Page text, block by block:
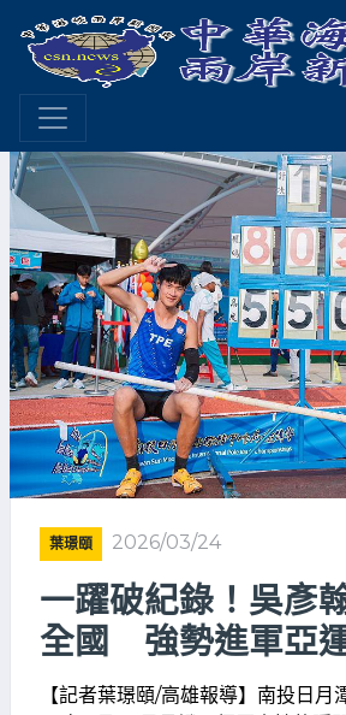
葉璟頤 2026/03/24
一躍破紀錄！吳彥
全國 強勢進軍亞
【記者葉璟頤/高雄報導】南投日月